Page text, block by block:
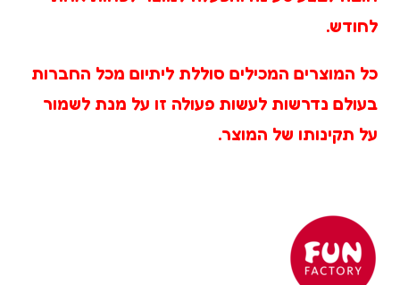
לחודש.
כל המוצרים המכילים סוללת ליתיום מכל החברות
בעולם נדרשות לעשות פעולה זו על מנת לשמור
על תקינותו של המוצר.